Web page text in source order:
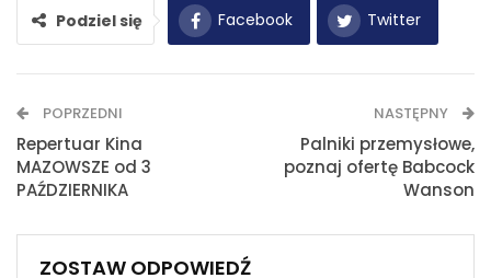
Podziel się Facebook Twitter
POPRZEDNI
Repertuar Kina
MAZOWSZE od 3
PAŹDZIERNIKA
NASTĘPNY
Palniki przemysłowe,
poznaj ofertę Babcock
Wanson
ZOSTAW ODPOWIEDŹ